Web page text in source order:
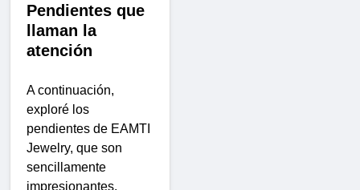
Pendientes que
llaman la
atención
A continuación,
exploré los
pendientes de EAMTI
Jewelry, que son
sencillamente
impresionantes.